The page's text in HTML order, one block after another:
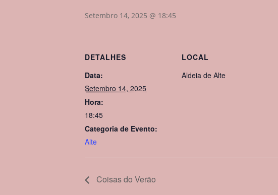
Setembro 14, 2025 @ 18:45
DETALHES
Data:
Setembro 14, 2025
Hora:
18:45
Categoria de Evento:
Alte
LOCAL
Aldeia de Alte
Coisas do Verão